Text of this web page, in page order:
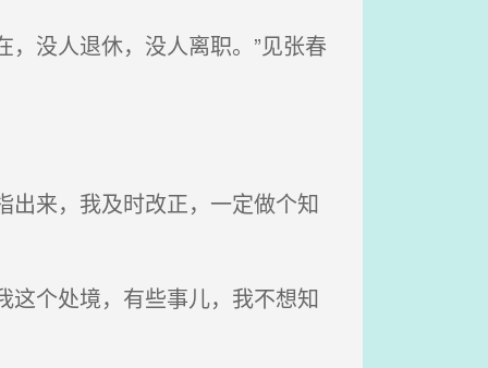
没人退休，没人离职。”见张春
来，我及时改正，一定做个知
个处境，有些事儿，我不想知